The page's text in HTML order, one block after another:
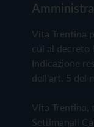
Vita Trentina
cui al decreto
Indicazione
dell'art. 5 del
Vita Trentina,
Settimanali